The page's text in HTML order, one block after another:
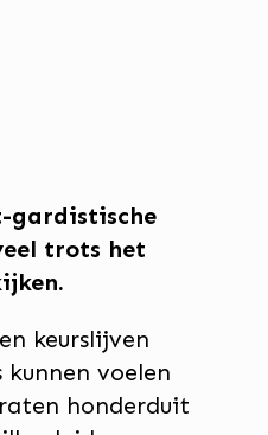
gardistische
trots het
keurslijven
kunnen voelen
honderduit